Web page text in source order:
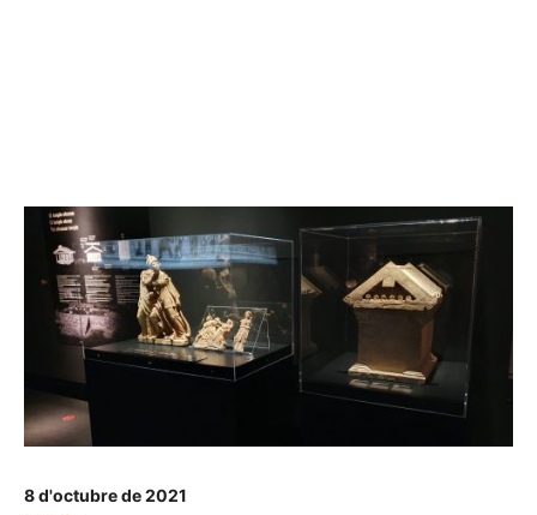
8 d'octubre de 2021